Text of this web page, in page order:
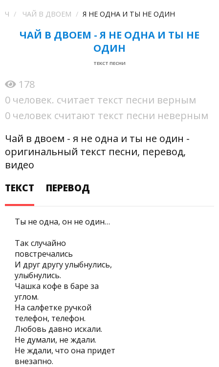
Ч ЧАЙ В ДВОЕМ Я НЕ ОДНА И ТЫ НЕ ОДИН
ЧАЙ В ДВОЕМ - Я НЕ ОДНА И ТЫ НЕ
ОДИН
ТЕКСТ ПЕСНИ
178
0 человек. считает текст песни верным
0 человек считают текст песни неверным
Чай в двоем - я не одна и ты не один -
оригинальный текст песни, перевод,
видео
ТЕКСТ
ПЕРЕВОД
Ты не одна, он не один…
Так случайно
повстречались
И друг другу улыбнулись,
улыбнулись.
Чашка кофе в баре за
углом.
На салфетке ручкой
телефон, телефон.
Любовь давно искали.
Не думали, не ждали.
Не ждали, что она придет
внезапно.